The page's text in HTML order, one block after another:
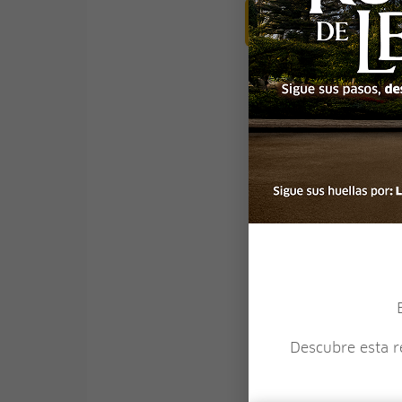
Balneario de Puerto
Malabrigo
Ruta de la Gracia:
Descubre esta